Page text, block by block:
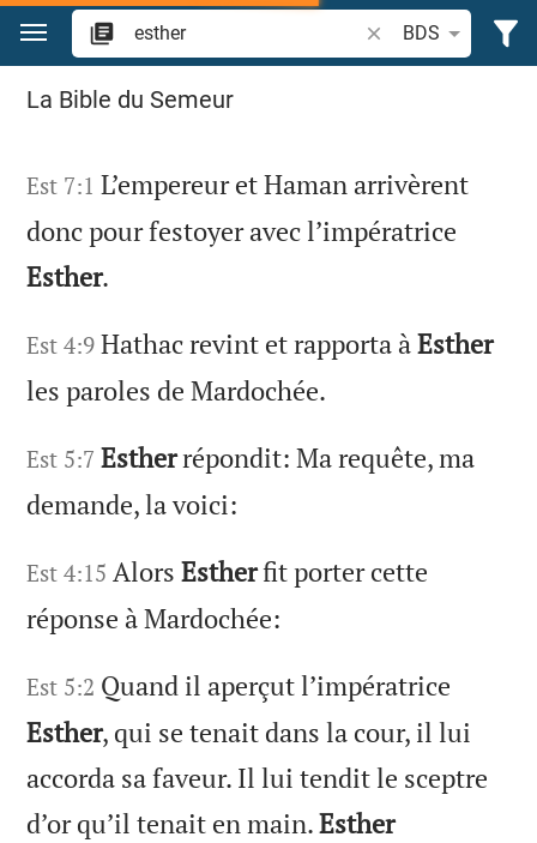
Aller vers contenu
Recherche d'un
BDS
Recherche « esther » dans la Bible
La Bible du Semeur
Est 7:1 L’empereur et Haman arrivèrent
donc pour festoyer avec l’impératrice
Esther.
Est 4:9 Hathac revint et rapporta àEsther
les paroles de Mardochée.
Est 5:7 Estherrépondit: Ma requête, ma
demande, la voici:
Est 4:15 AlorsEstherfit porter cette
réponse à Mardochée:
Est 5:2 Quand il aperçut l’impératrice
Esther, qui se tenait dans la cour, il lui
accorda sa faveur. Il lui tendit le sceptre
d’or qu’il tenait en main.Esther